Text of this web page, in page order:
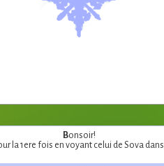
Bonsoir!
la 1ere fois en voyant celui de Sova